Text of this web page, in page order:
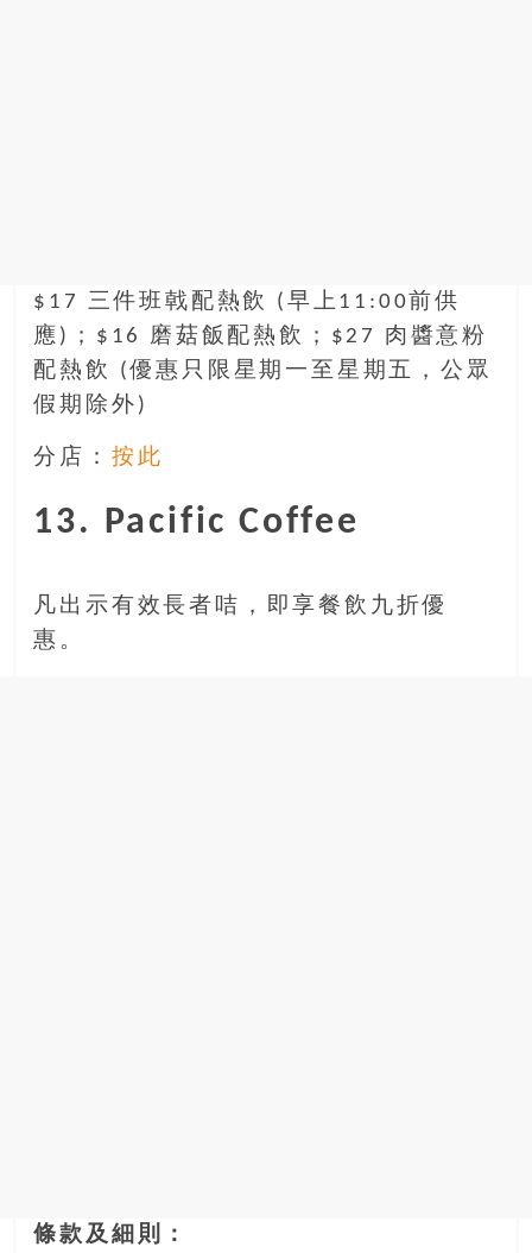
$17 三件班戟配熱飲 (早上11:00前供
應)；$16 磨菇飯配熱飲；$27 肉醬意粉
配熱飲 (優惠只限星期一至星期五，公眾
假期除外)
分店： 按此
13. Pacific Coffee
凡出示有效長者咭，即享餐飲九折優
惠。
條款及細則：